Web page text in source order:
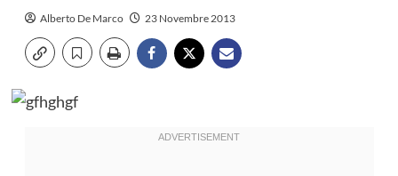
Alberto De Marco 23 Novembre 2013